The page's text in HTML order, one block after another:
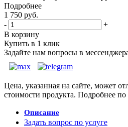
Подробнее
1 750 руб.
-
+
В корзину
Купить в 1 клик
Задайте нам вопросы в
Цена, указанная на сайте, может
стоимости продукта. Подробнее
Описание
Задать вопрос по услуге